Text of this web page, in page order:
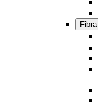
Fibra